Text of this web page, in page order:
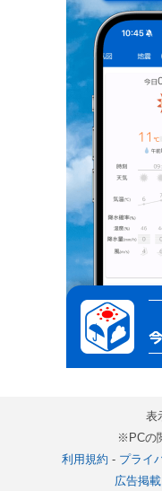
表
※PCの
利用規約 - プライ
広告掲載